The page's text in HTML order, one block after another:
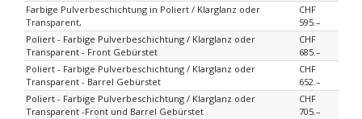
Farbige Pulverbeschichtung in Poliert / Klarglanz oder
Transparent,
CHF
595.–
Poliert - Farbige Pulverbeschichtung / Klarglanz oder
Transparent - Front Gebürstet
CHF
685.–
Poliert - Farbige Pulverbeschichtung / Klarglanz oder
Transparent - Barrel Gebürstet
CHF
652.–
Poliert - Farbige Pulverbeschichtung / Klarglanz oder
Transparent -Front und Barrel Gebürstet
CHF
705.–